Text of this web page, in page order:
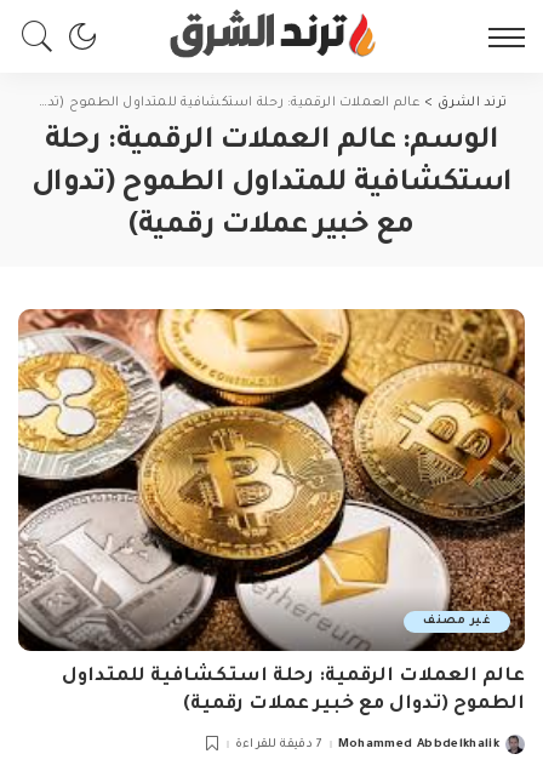
ترند الشرق > عالم العملات الرقمية: رحلة استكشافية للمتداول الطموح (تدوال مع خبير عملات رقمية)
الوسم: عالم العملات الرقمية: رحلة
استكشافية للمتداول الطموح (تدوال
مع خبير عملات رقمية)
غير مصنف
عالم العملات الرقمية: رحلة استكشافية للمتداول
الطموح (تدوال مع خبير عملات رقمية)
Posted
Mohammed Abbdelkhalik 7 دقيقة للقراءة